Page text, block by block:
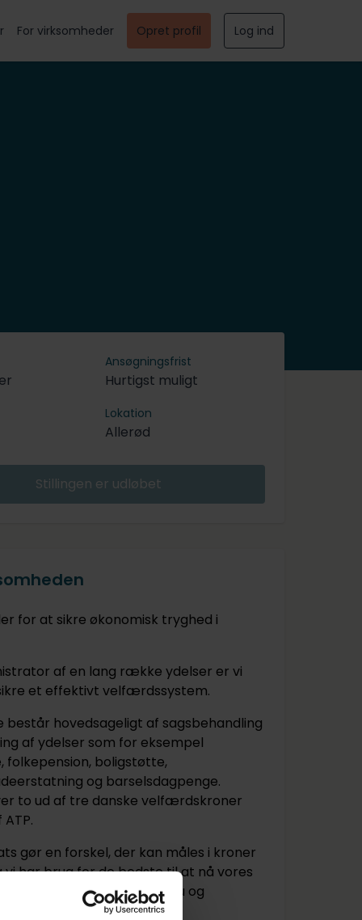
For virksomheder Opret profil Log ind
Ansøgningsfrist
Hurtigst muligt
Lokation
Allerød
Stillingen er udløbet
for at sikre økonomisk tryghed i
af en lang række ydelser er vi
et effektivt velfærdssystem.
består hovedsageligt af sagsbehandling
af ydelser som for eksempel
folkepension, boligstøtte,
og barselsdagpenge.
to ud af tre danske velfærdskroner
gør en forskel, der kan måles i kroner
vi har brug for de bedste til at nå vores
de opgaver, vi er betroet nu og